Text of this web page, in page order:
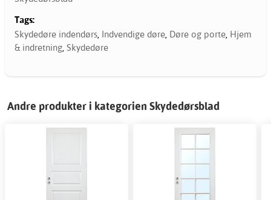
Tags:
Skydedøre indendørs, Indvendige døre, Døre og porte, Hjem
& indretning, Skydedøre
Andre produkter i kategorien Skydedørsblad